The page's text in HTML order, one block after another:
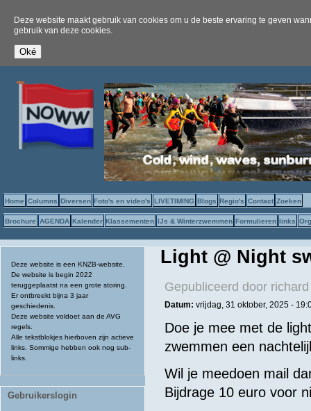
Deze website maakt gebruik van cookies om u de beste ervaring te geven
gebruik van deze cookies.
Home Columns Diversen Foto's en video's LIVETIMING Blogs Regio's Contact Zoeken
Brochure AGENDA Kalender Klassementen IJs & Winterzwemmen Formulieren links
Deze website is een KNZB-website.
De website is begin 2022
teruggeplaatst na een grote storing.
Er ontbreekt bijna 3 jaar
geschiedenis.
Deze website voldoet aan de AVG
regels.
Alle tekstblokjes hierboven zijn actieve
links. Sommige hebben ook nog sub-
links.
Gebruikerslogin
Light @ Night
Gepubliceerd door
Datum: vrijdag, 31 oktober, 2025 -
Doe je mee met de
zwemmen een
Wil je meedoen mail
Bijdrage 10 euro voor